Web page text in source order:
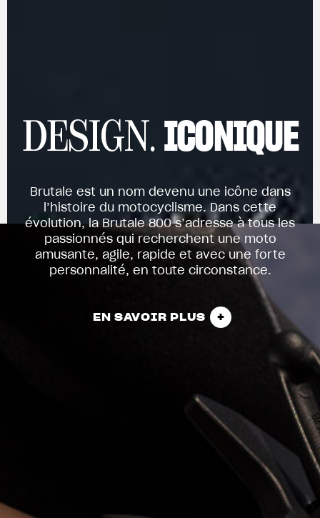
DESIGN. ICONIQUE
Brutale est un nom devenu une icône dans
l’histoire du motocyclisme. Dans cette
évolution, la Brutale 800 s’adresse à tous les
passionnés qui recherchent une moto
amusante, agile, rapide et avec une forte
personnalité, en toute circonstance.
EN SAVOIR PLUS